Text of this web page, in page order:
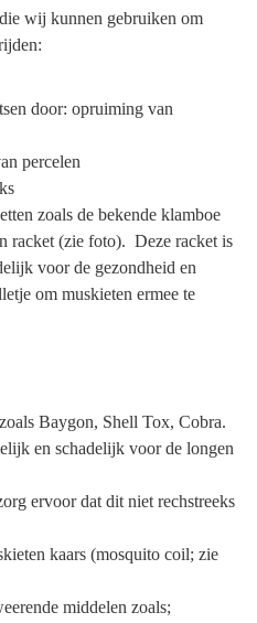
wij kunnen gebruiken om
door: opruiming van
percelen
zoals de bekende klamboe
racket (zie foto). Deze racket is
voor de gezondheid en
om muskieten ermee te
Baygon, Shell Tox, Cobra.
en schadelijk voor de longen
ervoor dat dit niet rechstreeks
kaars (mosquito coil; zie
middelen zoals;